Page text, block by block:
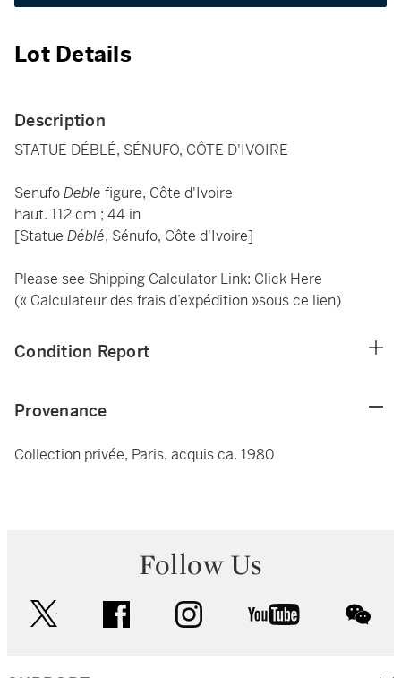
Lot Details
Description
STATUE DÉBLÉ, SÉNUFO, CÔTE D'IVOIRE
SenufoDeble figure, Côte d'Ivoire
haut. 112 cm ; 44 in
[Statue Déblé, Sénufo, Côte d'Ivoire]
Please see Shipping Calculator Link: Click Here
(« Calculateur des frais d’expédition »sous ce lien)
Condition Report
Provenance
Collection privée, Paris, acquis ca. 1980
Follow Us
facebook instagram youtube